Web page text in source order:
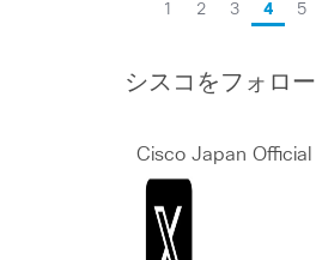
1 2 3 4 5
シスコをフォロー
Cisco Japan Official